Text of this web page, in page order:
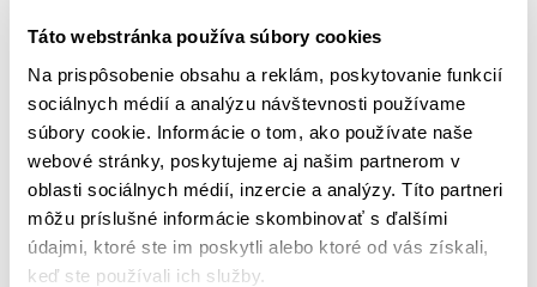
Táto webstránka používa súbory cookies
Na prispôsobenie obsahu a reklám, poskytovanie funkcií
sociálnych médií a analýzu návštevnosti používame
súbory cookie. Informácie o tom, ako používate naše
webové stránky, poskytujeme aj našim partnerom v
oblasti sociálnych médií, inzercie a analýzy. Títo partneri
môžu príslušné informácie skombinovať s ďalšími
údajmi, ktoré ste im poskytli alebo ktoré od vás získali,
keď ste používali ich služby.